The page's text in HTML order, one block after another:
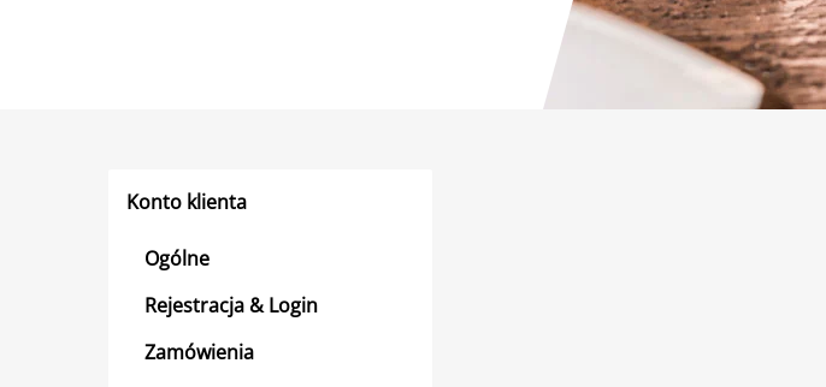
Konto klienta
Ogólne
Rejestracja & Login
Zamówienia